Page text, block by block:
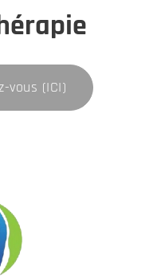
vous (ICI)